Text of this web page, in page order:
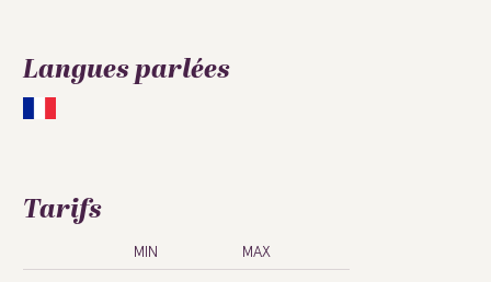
Langues parlées
Tarifs
MIN MAX